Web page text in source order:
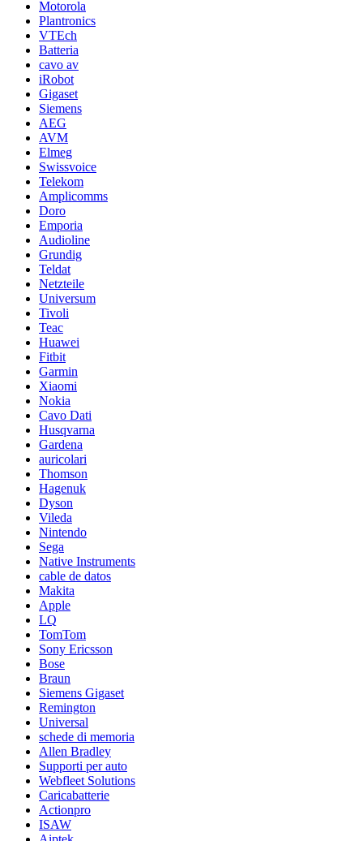
Motorola
Plantronics
VTEch
Batteria
cavo av
iRobot
Gigaset
Siemens
AEG
AVM
Elmeg
Swissvoice
Telekom
Amplicomms
Doro
Emporia
Audioline
Grundig
Teldat
Netzteile
Universum
Tivoli
Teac
Huawei
Fitbit
Garmin
Xiaomi
Nokia
Cavo Dati
Husqvarna
Gardena
auricolari
Thomson
Hagenuk
Dyson
Vileda
Nintendo
Sega
Native Instruments
cable de datos
Makita
Apple
LQ
TomTom
Sony Ericsson
Bose
Braun
Siemens Gigaset
Remington
Universal
schede di memoria
Allen Bradley
Supporti per auto
Webfleet Solutions
Caricabatterie
Actionpro
ISAW